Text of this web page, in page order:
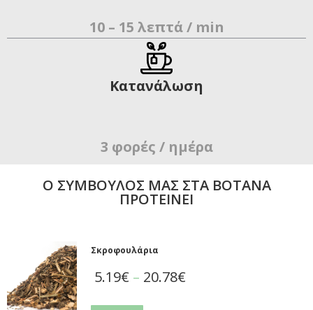
10 – 15 λεπτά / min
Κατανάλωση
3 φορές / ημέρα
Ο ΣΥΜΒΟΥΛΟΣ ΜΑΣ ΣΤΑ ΒΟΤΑΝΑ
ΠΡΟΤΕΙΝΕΙ
Σκροφουλάρια
5.19€ – 20.78€